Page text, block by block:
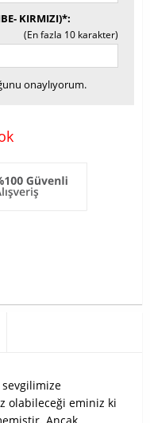
KIRMIZI)*
(En fazla 10 karakter)
onaylıyorum.
sevgilimize
olabileceği eminiz ki